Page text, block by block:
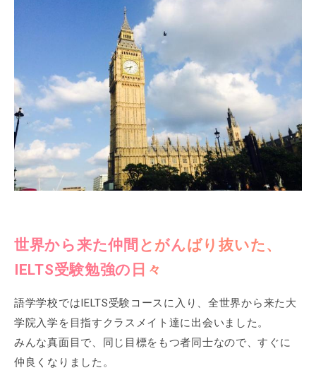
世界から来た仲間とがんばり抜いた、
IELTS受験勉強の日々
語学学校ではIELTS受験コースに入り、全世界から来た大
学院入学を目指すクラスメイト達に出会いました。
みんな真面目で、同じ目標をもつ者同士なので、すぐに
仲良くなりました。